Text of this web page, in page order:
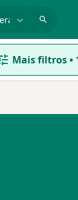
Mais filtros•